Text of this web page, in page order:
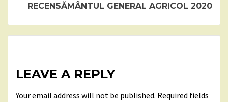
RECENSĂMÂNTUL GENERAL AGRICOL 2020
LEAVE A REPLY
Your email address will not be published. Required fields